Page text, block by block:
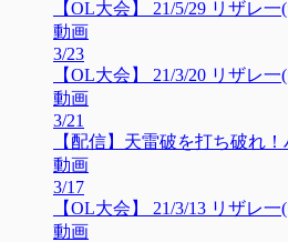
【OL大会】 21/5/29 リザレ
動画
3/23
【OL大会】 21/3/20 リザレ
動画
3/21
【配信】天雷破を打ち破れ
動画
3/17
【OL大会】 21/3/13 リザレ
動画